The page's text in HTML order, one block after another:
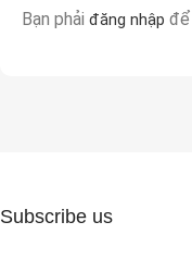
Bạn phải đăng nhập để
Subscribe us